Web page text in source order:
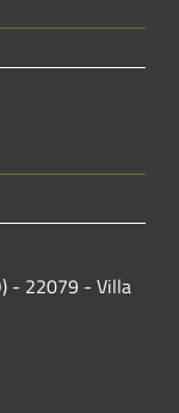
- 22079 - Villa